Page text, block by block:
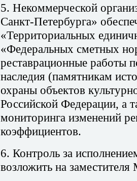
5. Некоммерческой
Санкт-Петербурга»
«Территориальных
«Федеральных сметных
реставрационные работы
наследия (памятникам
охраны объектов
Российской Федерации, а
мониторинга изменений
коэффициентов.
6. Контроль за
возложить на